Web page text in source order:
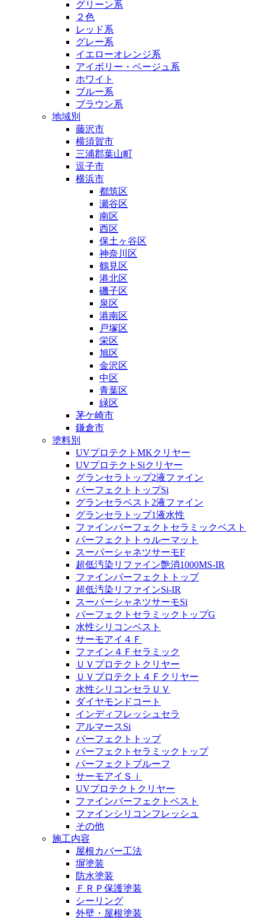
グリーン系
２色
レッド系
グレー系
イエローオレンジ系
アイボリー・ベージュ系
ホワイト
ブルー系
ブラウン系
地域別
藤沢市
横須賀市
三浦郡葉山町
逗子市
横浜市
都筑区
瀬谷区
南区
西区
保土ヶ谷区
神奈川区
鶴見区
港北区
磯子区
泉区
港南区
戸塚区
栄区
旭区
金沢区
中区
青葉区
緑区
茅ケ崎市
鎌倉市
塗料別
UVプロテクトMKクリヤー
UVプロテクトSiクリヤー
グランセラトップ2液ファイン
パーフェクトトップSi
グランセラベスト2液ファイン
グランセラトップ1液水性
ファインパーフェクトセラミックベスト
パーフェクトトゥルーマット
スーパーシャネツサーモF
超低汚染リファイン艶消1000MS-IR
ファインパーフェクトトップ
超低汚染リファインSi-IR
スーパーシャネツサーモSi
パーフェクトセラミックトップG
水性シリコンベスト
サーモアイ４Ｆ
ファイン４Ｆセラミック
ＵＶプロテクトクリヤー
ＵＶプロテクト４Ｆクリヤー
水性シリコンセラＵＶ
ダイヤモンドコート
インディフレッシュセラ
アルマースSi
パーフェクトトップ
パーフェクトセラミックトップ
パーフェクトプルーフ
サーモアイＳｉ
UVプロテクトクリヤー
ファインパーフェクトベスト
ファインシリコンフレッシュ
その他
施工内容
屋根カバー工法
塀塗装
防水塗装
ＦＲＰ保護塗装
シーリング
外壁・屋根塗装